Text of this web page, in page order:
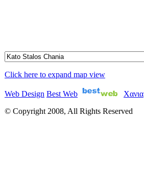
Click here to expand map view
Web Design Best Web Χανια
© Copyright 2008, All Rights Reserved